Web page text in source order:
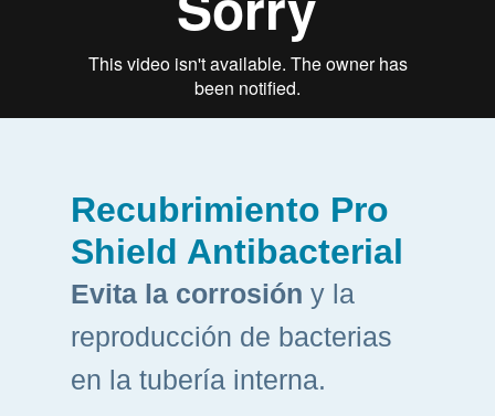
Recubrimiento Pro
Shield Antibacterial
Evita la corrosión y la
reproducción de bacterias
en la tubería interna.